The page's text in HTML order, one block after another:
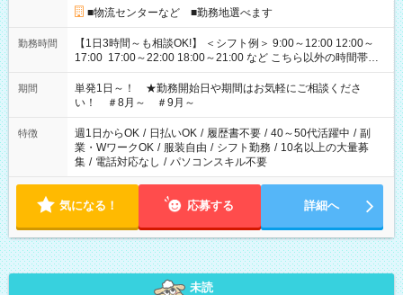
■物流センターなど ■勤務地選べます
勤務時間
【1日3時間～も相談OK!】 ＜シフト例＞ 9:00～12:00 12:00～
17:00 17:00～22:00 18:00～21:00 など こちら以外の時間帯も
お気軽にご相談ください！
期間
単発1日～！ ★勤務開始日や期間はお気軽にご相談くださ
い！ ＃8月～ ＃9月～
特徴 週1日からOK / 日払いOK / 履歴書不要 / 40～50代活躍中 / 副
業・WワークOK / 服装自由 / シフト勤務 / 10名以上の大量募
集 / 電話対応なし / パソコンスキル不要
気になる！ 応募する 詳細へ
未読